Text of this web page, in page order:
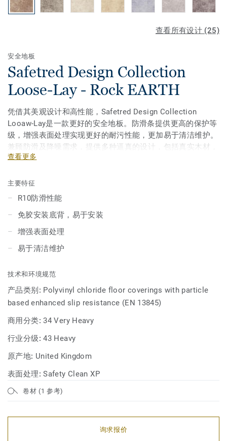
查看所有设计 (25)
安全地板
Safetred Design Collection
Loose-Lay - Rock EARTH
凭借其美观设计和高性能，Safetred Design Collection
Looaw-Lay是一款更好的安全地板。防滑条提供更高的保护等
级，增强表面处理实现更好的耐污性能，更加易于清洁维护。
兼顾防滑及降噪需求，提供多种逼真的设计，包括真实木材，
传统瓷砖和天然石材效果。产品是翻新工程的理想选择，安装
查看更多
主要特征
R10防滑性能
免胶安装底背，易于安装
增强表面处理
易于清洁维护
技术和环境规范
产品类别: Polyvinyl chloride floor coverings with particle
based enhanced slip resistance (EN 13845)
商用分类:34 Very Heavy
行业分级:43 Heavy
原产地: United Kingdom
表面处理:Safety Clean XP
卷材 (1 参考)
询求报价